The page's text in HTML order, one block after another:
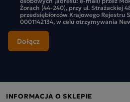
Żorach (44-240), przy ul. Strażackiej
przedsiębiorców Krajowego Rejestru
0001142134, w celu otrzymywania
INFORMACJA O SKLEPIE